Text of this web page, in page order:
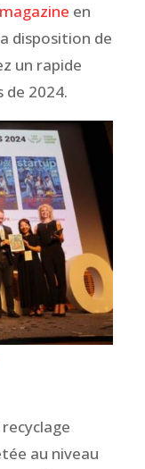
en
disposition de
un rapide
de 2024.
au niveau